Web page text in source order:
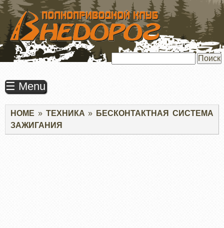
ПЕРЕЙТИ
ОСНОВНОМУ
СОДЕРЖАНИЮ
☰ Menu
Строка
навигации
HOME ТЕХНИКА
БЕСКОНТАКТНАЯ СИСТЕМА
ЗАЖИГАНИЯ